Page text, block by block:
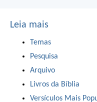
Leia mais
Temas
Pesquisa
Arquivo
Livros da Bíblia
Versículos Mais